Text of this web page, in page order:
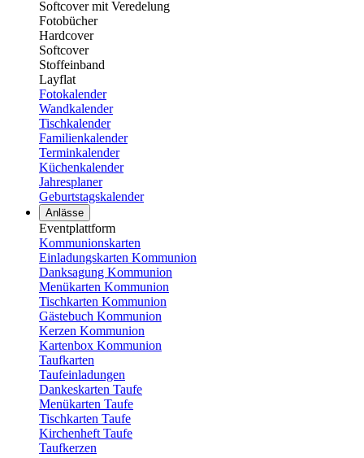
Softcover mit Veredelung
Fotobücher
Hardcover
Softcover
Stoffeinband
Layflat
Fotokalender
Wandkalender
Tischkalender
Familienkalender
Terminkalender
Küchenkalender
Jahresplaner
Geburtstagskalender
Anlässe
Eventplattform
Kommunionskarten
Einladungskarten Kommunion
Danksagung Kommunion
Menükarten Kommunion
Tischkarten Kommunion
Gästebuch Kommunion
Kerzen Kommunion
Kartenbox Kommunion
Taufkarten
Taufeinladungen
Dankeskarten Taufe
Menükarten Taufe
Tischkarten Taufe
Kirchenheft Taufe
Taufkerzen